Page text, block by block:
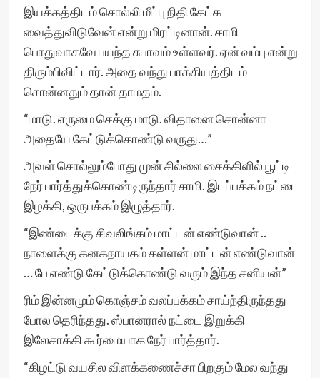
இயக்கத்திடம் சொல்லி மீட்பு நிதி கேட்க
வைத்துவிடுவேன் என்று மிரட்டினான். சாமி
பொதுவாகவே பயந்த சுபாவம் உள்ளவர். ஏன் வம்பு என்று
திரும்பிவிட்டார். அதை வந்து பாக்கியத்திடம்
சொன்னதும் தான் தாமதம்.
“மாடு. எருமை செக்கு மாடு. விதானை சொன்னா
அதையே கேட்டுக்கொண்டு வருது…”
அவள் சொல்லும்போது முன் சில்லை சைக்கிளில் பூட்டி
நேர் பார்த்துக்கொண்டிருந்தார் சாமி. இடப்பக்கம் நட்டை
இழக்கி, ஒருபக்கம் இழுத்தார்.
“இண்டைக்கு சிவலிங்கம் மாட்டன் எண்டுவான் ..
நாளைக்கு கனகநாயகம் கள்ளன் மாட்டன் எண்டுவான்
… பே எண்டு கேட்டுக்கொண்டு வரும் இந்த சனியன்”
ரிம் இன்னமும் கொஞ்சம் வலப்பக்கம் சாய்ந்திருந்தது
போல தெரிந்தது. ஸ்பானரால் நட்டை இறுக்கி
இலேசாக்கி கூர்மையாக நேர் பார்த்தார்.
“கிழட்டு வயசில விளக்கணைச்சா பிறகும் மேல வந்து